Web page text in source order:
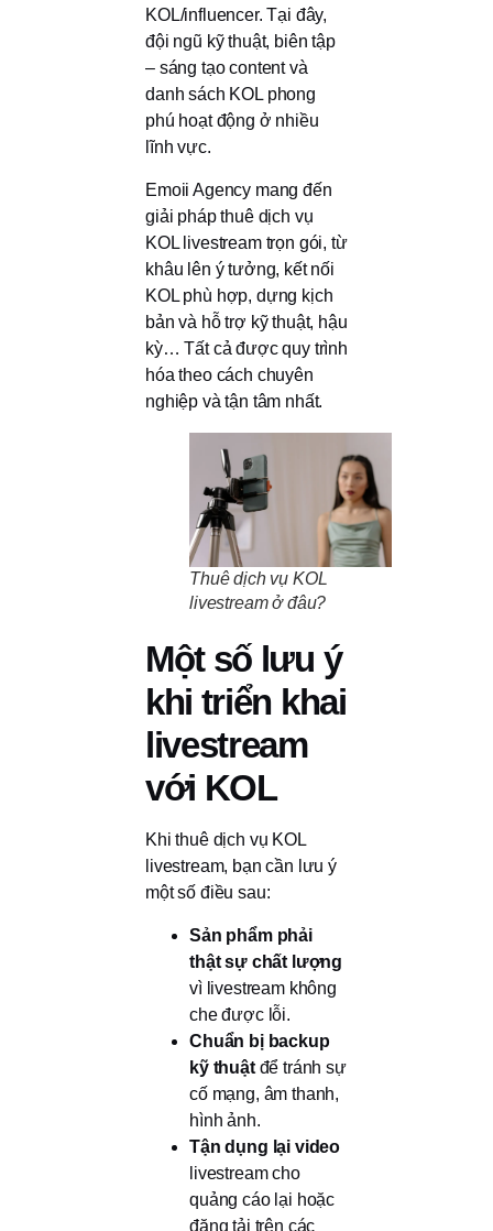
KOL/influencer. Tại đây,
đội ngũ kỹ thuật, biên tập
– sáng tạo content và
danh sách KOL phong
phú hoạt động ở nhiều
lĩnh vực.
Emoii Agency mang đến
giải pháp thuê dịch vụ
KOL livestream trọn gói, từ
khâu lên ý tưởng, kết nối
KOL phù hợp, dựng kịch
bản và hỗ trợ kỹ thuật, hậu
kỳ… Tất cả được quy trình
hóa theo cách chuyên
nghiệp và tận tâm nhất.
Thuê dịch vụ KOL
livestream ở đâu?
Một số lưu ý
khi triển khai
livestream
với KOL
Khi thuê dịch vụ KOL
livestream, bạn cần lưu ý
một số điều sau:
Sản phẩm phải
thật sự chất lượng
vì livestream không
che được lỗi.
Chuẩn bị backup
kỹ thuậtđể tránh sự
cố mạng, âm thanh,
hình ảnh.
Tận dụng lại video
livestream cho
quảng cáo lại hoặc
đăng tải trên các